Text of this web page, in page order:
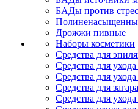
БАДы против
Дрожжи пивные
Наборы косметики
Средства для
Средства для
Средства для
Средства для загара
Средства для